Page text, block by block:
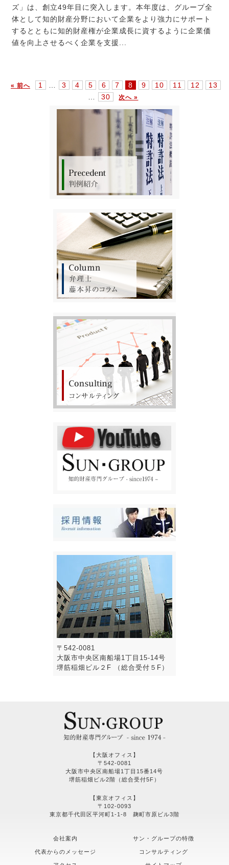
ズ」は、創立49年目に突入します。本年度は、グループ全
体として知的財産分野において企業をより強力にサポート
するとともに知的財産権が企業成長に資するように企業価
値を向上させるべく企業を支援...
« 前へ 1 3 4 5 6 7 8 9 10 11 12
13
30 次へ »
〒542-0081
大阪市中央区南船場1丁目15-14号
堺筋稲畑ビル２F （総合受付５F）
【大阪オフィス】
〒542-0081
大阪市中央区南船場1丁目15番14号
堺筋稲畑ビル2階（総合受付5F）
【東京オフィス】
〒102-0093
東京都千代田区平河町1-1-8 麹町市原ビル3階
会社案内 サン・グループの特徴
代表からのメッセージ コンサルティング